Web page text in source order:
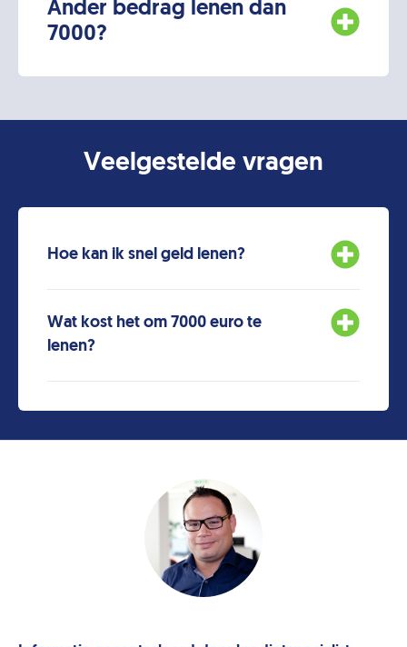
Ander bedrag lenen dan
7000?
Veelgestelde vragen
Hoe kan ik snel geld lenen?
Wat kost het om 7000 euro te
lenen?